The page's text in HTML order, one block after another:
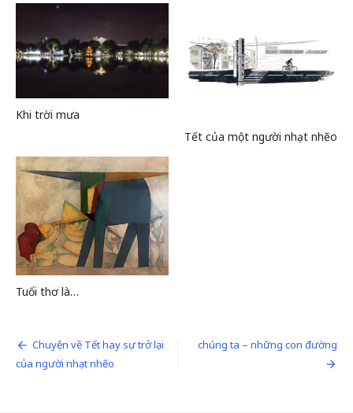
Khi trời mưa
Tết của một người nhạt nhẽo
Tuổi thơ là…
Điều
hướng
Chuyện về Tết hay sự trở lại
của người nhạt nhẽo
chúng ta – những con đường